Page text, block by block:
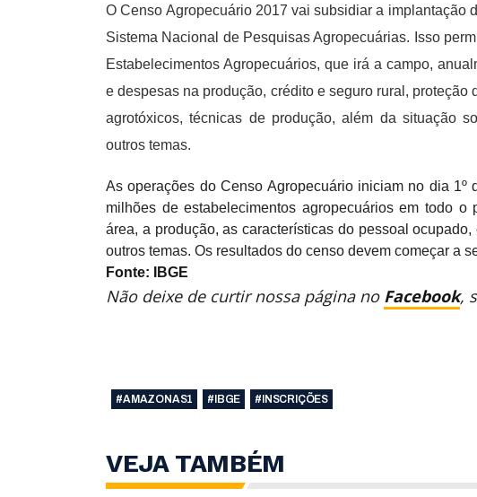
O Censo Agropecuário 2017 vai subsidiar a implantação
Sistema Nacional de Pesquisas Agropecuárias. Isso
Estabelecimentos Agropecuários, que irá a campo,
e despesas na produção, crédito e seguro rural,
agrotóxicos, técnicas de produção, além da situação
outros temas.
As operações do Censo Agropecuário iniciam no dia
milhões de estabelecimentos agropecuários em todo
área, a produção, as características do pessoal
outros temas. Os resultados do censo devem começar a
Fonte: IBGE
Não deixe de curtir nossa página no Facebook,
#AMAZONAS1 #IBGE #INSCRIÇÕES
VEJA TAMBÉM